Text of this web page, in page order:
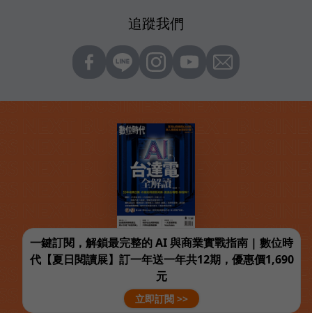
追蹤我們
一鍵訂閱，解鎖最完整的 AI 與商業實戰指南 | 數位時
代【夏日閱讀展】訂一年送一年共12期，優惠價1,690
元
立即訂閱 >>